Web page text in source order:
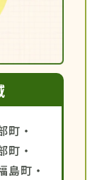
町・
町・
島町・